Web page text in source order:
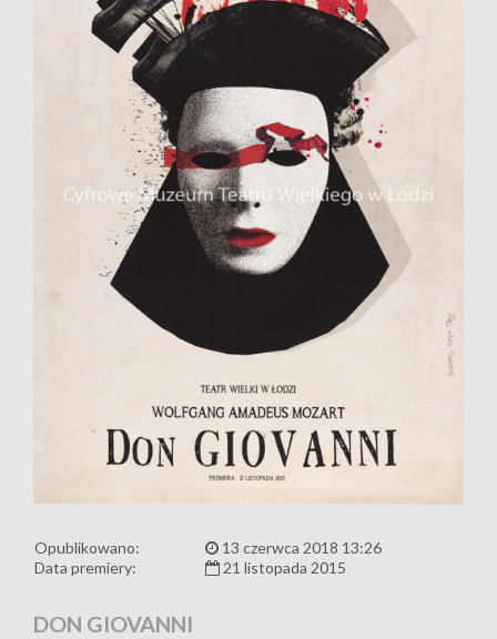
Opublikowano:
13 czerwca 2018 13:26
Data premiery:
21 listopada 2015
DON GIOVANNI